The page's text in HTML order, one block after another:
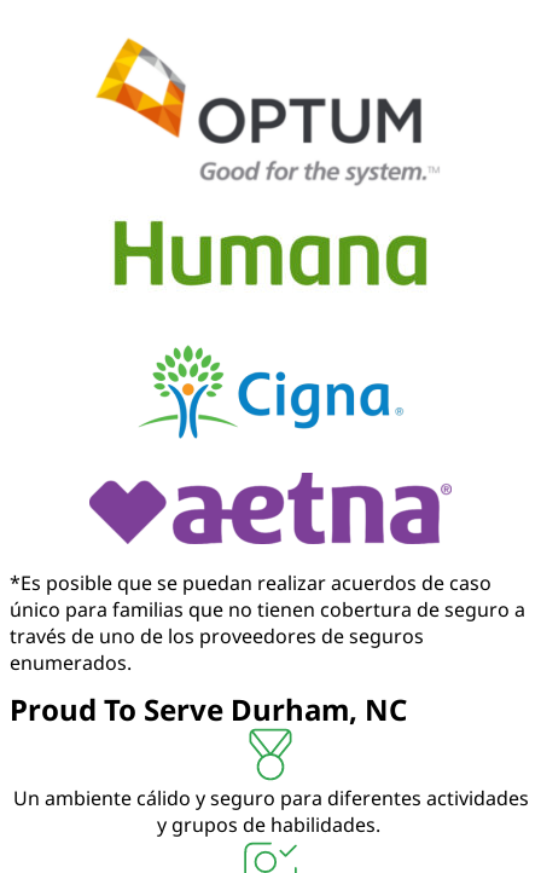
*Es posible que se puedan realizar acuerdos de caso
único para familias que no tienen cobertura de seguro a
través de uno de los proveedores de seguros
enumerados.
Proud To Serve Durham, NC
Un ambiente cálido y seguro para diferentes actividades
y grupos de habilidades.